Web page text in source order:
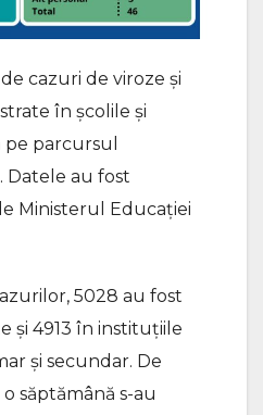
cazuri de viroze și
în școlile și
parcursul
Datele au fost
Ministerul Educației
5028 au fost
și 4913 în instituțiile
și secundar. De
săptămână s-au